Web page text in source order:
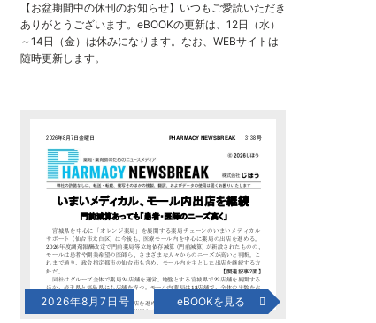
【お盆期間中の休刊のお知らせ】いつもご愛読いただき
ありがとうございます。eBOOKの更新は、12日（水）
～14日（金）は休みになります。なお、WEBサイトは
随時更新します。
2026年8月7日号 eBOOKを見る